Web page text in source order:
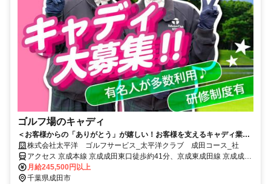
ゴルフ場のキャディ
＜お客様からの「ありがとう」が嬉しい！お客様を支えるキャディ業務
＞未経験者歓迎！接客スキル習得＆体を動かせる屋外ワーク
株式会社太平洋 ゴルフサービス_太平洋クラブ 成田コース_社
アクセス 京成本線 京成成田東口徒歩約41分、京成東成田線 京成成田
東口徒歩約41分、ＪＲ成田線 成田東口徒歩約43分 東関道「冨里IC」
より車で約9分
月給245,500円以上
千葉県成田市